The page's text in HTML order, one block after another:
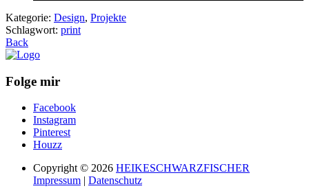
Kategorie: Design, Projekte
Schlagwort: print
Back
Folge mir
Facebook
Instagram
Pinterest
Houzz
Copyright © 2026 HEIKESCHWARZFISCHER
Impressum | Datenschutz